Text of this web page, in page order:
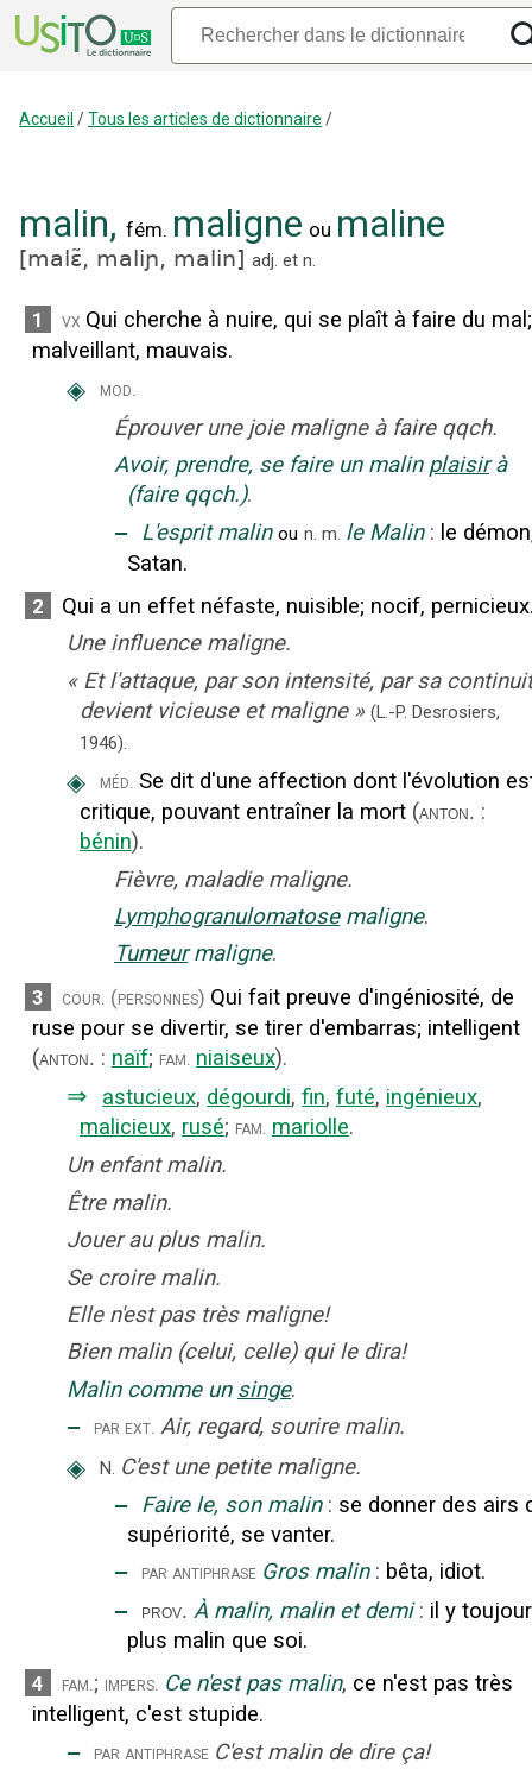
Accueil /Tous les articles de dictionnaire /
malin, fém. maligne ou maline
[malɛ̃, maliɲ, malin] adj. et n.
1 vx Qui cherche à nuire, qui se plaît à faire du mal ;
malveillant, mauvais.
◈ mod.
Éprouver une joie maligne à faire qqch.
Avoir, prendre, se faire un malin plaisir à
(faire qqch.).
‒ L'esprit malin ou n. m. le Malin : le
Satan.
2 Qui a un effet néfaste, nuisible; nocif,
Une influence maligne.
« Et l'attaque, par son intensité, par sa
devient vicieuse et maligne » (L.-P. Desrosiers,
1946).
◈ méd. Se dit d'une affection dont l'évolution
critique, pouvant entraîner la mort (anton. :
bénin).
Fièvre, maladie maligne.
Lymphogranulomatose maligne.
Tumeur maligne.
3 cour. (personnes) Qui fait preuve d'ingéniosité, de
ruse pour se divertir, se tirer d'embarras; intelligent
(anton. : naïf; fam. niaiseux).
⇒ astucieux, dégourdi, fin, futé, ingénieux,
malicieux, rusé; fam. mariolle.
Un enfant malin.
Être malin.
Jouer au plus malin.
Se croire malin.
Elle n'est pas très maligne!
Bien malin (celui, celle) qui le dira!
Malin comme un singe.
‒ par ext. Air, regard, sourire malin.
◈ N. C'est une petite maligne.
‒ Faire le, son malin : se donner des airs
supériorité, se vanter.
‒ par antiphrase Gros malin : bêta, idiot.
‒ prov. À malin, malin et demi : il y
plus malin que soi.
4 fam.; impers. Ce n'est pas malin, ce n'est pas très
intelligent, c'est stupide.
‒ par antiphrase C'est malin de dire ça!